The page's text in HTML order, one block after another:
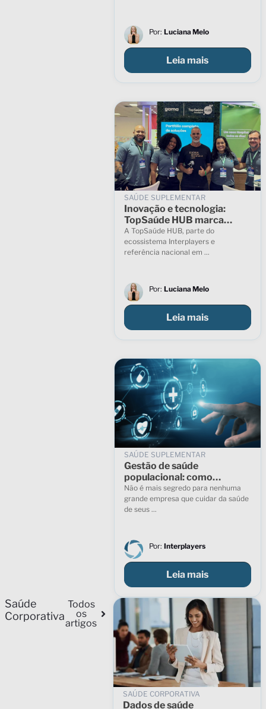
Por: Luciana Melo
Leia mais
SAÚDE SUPLEMENTAR
Inovação e tecnologia:
TopSaúde HUB marca
presença no 28º Congresso
Unidas
A TopSaúde HUB, parte do
ecossistema Interplayers e
referência nacional em ...
Por: Luciana Melo
Leia mais
SAÚDE SUPLEMENTAR
Gestão de saúde
populacional: como
administrar a saúde dos
seus colaboradores
Não é mais segredo para nenhuma
grande empresa que cuidar da saúde
de seus ...
Por: Interplayers
Leia mais
Saúde
Corporativa
Todos
os
artigos
SAÚDE CORPORATIVA
Dados de saúde